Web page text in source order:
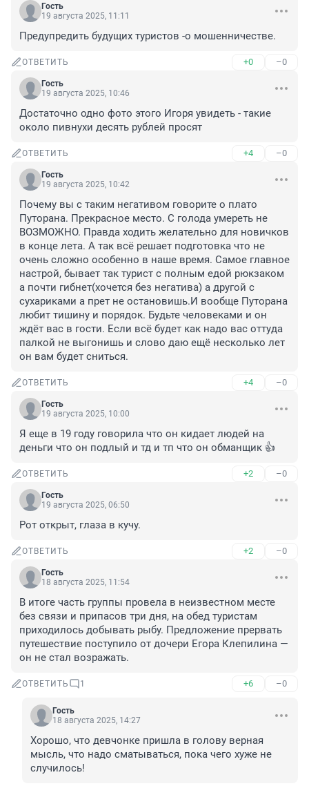
Гость
19 августа 2025, 11:11
Предупредить будущих туристов -о мошенничестве.
ОТВЕТИТЬ +0 –0
Гость
19 августа 2025, 10:46
Достаточно одно фото этого Игоря увидеть - такие
около пивнухи десять рублей просят
ОТВЕТИТЬ +4 –0
Гость
19 августа 2025, 10:42
Почему вы с таким негативом говорите о плато
Путорана. Прекрасное место. С голода умереть не
ВОЗМОЖНО. Правда ходить желательно для новичков
в конце лета. А так всё решает подготовка что не
очень сложно особенно в наше время. Самое главное
настрой, бывает так турист с полным едой рюкзаком
а почти гибнет(хочется без негатива) а другой с
сухариками а прет не остановишь.И вообще Путорана
любит тишину и порядок. Будьте человеками и он
ждёт вас в гости. Если всё будет как надо вас оттуда
палкой не выгонишь и слово даю ещё несколько лет
он вам будет сниться.
ОТВЕТИТЬ +4 –0
Гость
19 августа 2025, 10:00
Я еще в 19 году говорила что он кидает людей на
деньги что он подлый и тд и тп что он обманщик 👍
ОТВЕТИТЬ +2 –0
Гость
19 августа 2025, 06:50
Рот открыт, глаза в кучу.
ОТВЕТИТЬ +2 –0
Гость
18 августа 2025, 11:54
В итоге часть группы провела в неизвестном месте
без связи и припасов три дня, на обед туристам
приходилось добывать рыбу. Предложение прервать
путешествие поступило от дочери Егора Клепилина —
он не стал возражать.
ОТВЕТИТЬ 1 +6 –0
Гость
18 августа 2025, 14:27
Хорошо, что девчонке пришла в голову верная
мысль, что надо сматываться, пока чего хуже не
случилось!